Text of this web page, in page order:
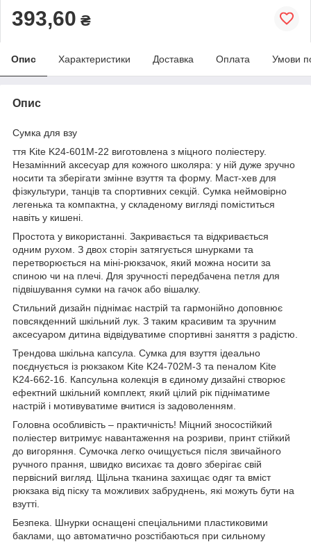
393,60 ₴
Опис Характеристики Доставка Оплата Умови
Опис
Сумка для взу
ття Kite K24-601M-22 виготовлена з міцного поліестеру.
Незамінний аксесуар для кожного школяра: у ній дуже зручно
носити та зберігати змінне взуття та форму. Маст-хев для
фізкультури, танців та спортивних секцій. Сумка неймовірно
легенька та компактна, у складеному вигляді поміститься
навіть у кишені.
Простота у використанні. Закривається та відкривається
одним рухом. З двох сторін затягується шнурками та
перетворюється на міні-рюкзачок, який можна носити за
спиною чи на плечі. Для зручності передбачена петля для
підвішування сумки на гачок або вішалку.
Стильний дизайн піднімає настрій та гармонійно доповнює
повсякденний шкільний лук. З таким красивим та зручним
аксесуаром дитина відвідуватиме спортивні заняття з радістю.
Трендова шкільна капсула. Сумка для взуття ідеально
поєднується із рюкзаком Kite K24-702M-3 та пеналом Kite
K24-662-16. Капсульна колекція в єдиному дизайні створює
ефектний шкільний комплект, який цілий рік підніматиме
настрій і мотивуватиме вчитися із задоволенням.
Головна особливість – практичність! Міцний зносостійкий
поліестер витримує навантаження на розриви, принт стійкий
до вигоряння. Сумочка легко очищується після звичайного
ручного прання, швидко висихає та довго зберігає свій
первісний вигляд. Щільна тканина захищає одяг та вміст
рюкзака від піску та можливих забруднень, які можуть бути на
взутті.
Безпека. Шнурки оснащені спеціальними пластиковими
баклами, що автоматично розстібаються при сильному